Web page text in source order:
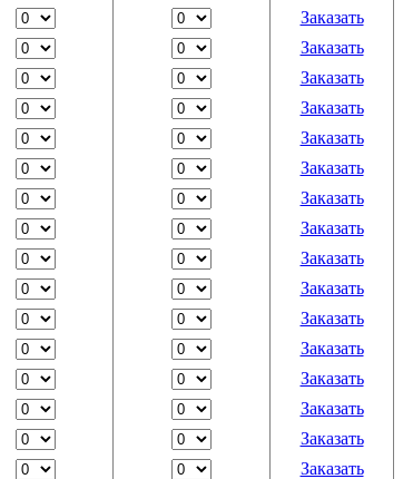
Заказать
Заказать
Заказать
Заказать
Заказать
Заказать
Заказать
Заказать
Заказать
Заказать
Заказать
Заказать
Заказать
Заказать
Заказать
Заказать